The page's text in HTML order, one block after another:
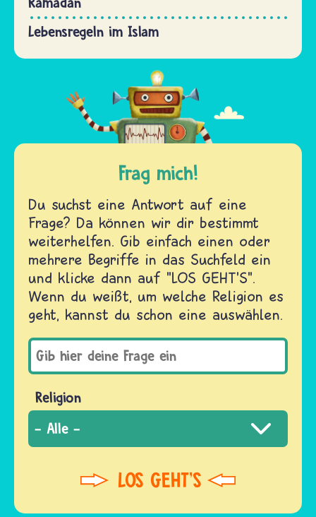
Lebensregeln im Islam
Frag mich!
Du suchst eine Antwort auf eine
Frage? Da können wir dir bestimmt
weiterhelfen. Gib einfach einen oder
mehrere Begriffe in das Suchfeld ein
und klicke dann auf "LOS GEHT'S".
Wenn du weißt, um welche Religion es
geht, kannst du schon eine auswählen.
Religion